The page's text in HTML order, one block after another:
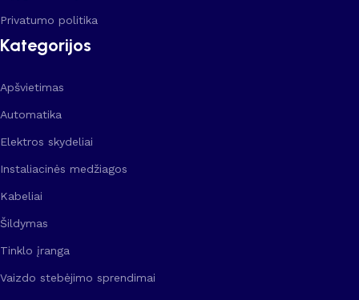
Privatumo politika
Kategorijos
Apšvietimas
Automatika
Elektros skydeliai
Instaliacinės medžiagos
Kabeliai
Šildymas
Tinklo įranga
Vaizdo stebėjimo sprendimai